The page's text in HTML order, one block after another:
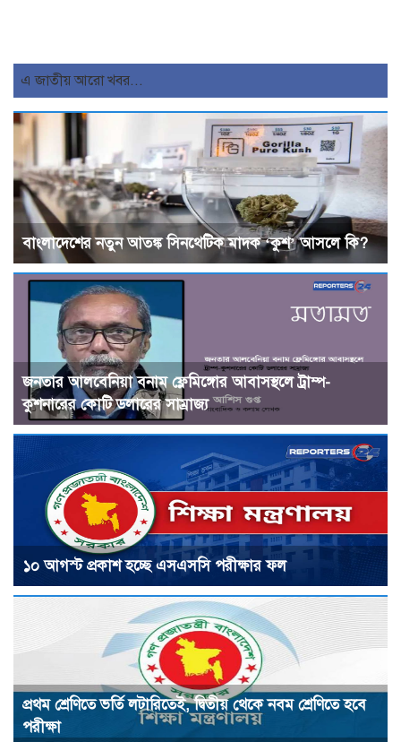
এ জাতীয় আরো খবর...
বাংলাদেশের নতুন আতঙ্ক সিনথেটিক মাদক ‘কুশ’ আসলে কি?
জনতার আলবেনিয়া বনাম ফ্লেমিঙ্গোর আবাসস্থলে ট্রাম্প-
কুশনারের কোটি ডলারের সাম্রাজ্য
১০ আগস্ট প্রকাশ হচ্ছে এসএসসি পরীক্ষার ফল
প্রথম শ্রেণিতে ভর্তি লটারিতেই, দ্বিতীয় থেকে নবম শ্রেণিতে হবে
পরীক্ষা